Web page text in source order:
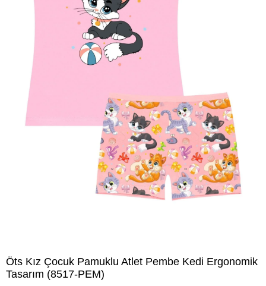
Öts Kız Çocuk Pamuklu Atlet Pembe Kedi Ergonomik
Tasarım (8517-PEM)